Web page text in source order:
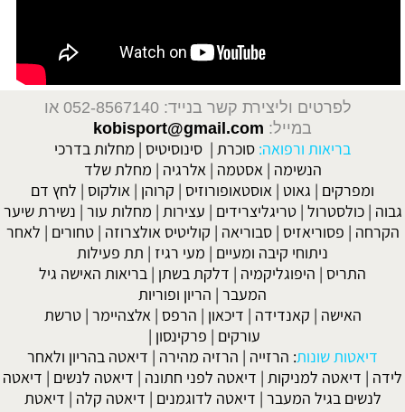
לפרטים וליצירת קשר בנייד: 052-8567140
או
במייל: kobisport@gmail.com
בריאות ורפואה: סוכרת | סינוסיטיס | מחלות בדרכי
הנשימה |אסטמה |אלרגיה | מחלת שלד
ומפרקים | גאוט | אוסטאופורוזיס | קרוהן | אולקוס | לחץ דם
גבוה |כולסטרול |טריגליצרידים | עצירות | מחלות עור | נשירת שיער
הקרחה | פסוריאזיס |סבוריאה | קוליטיס אולצרוזה |טחורים | לאחר
ניתוחי קיבה ומעיים | מעי רגיז | תת פעילות
התריס | היפוגליקמיה | דלקת בשתן | בריאות האישה גיל
המעבר | הריון ופוריות
האישה | קאנדידה | דיכאון | הרפס |אלצהיימר |טרשת
עורקים | פרקינסון |
דיאטות שונות: הרזייה | הרזיה מהירה | דיאטה בהריון ולאחר
לידה | דיאטה למניקות | דיאטה לפני חתונה | דיאטה לנשים | דיאטה
לנשים בגיל המעבר | דיאטה לדוגמנים | דיאטה קלה | דיאטת